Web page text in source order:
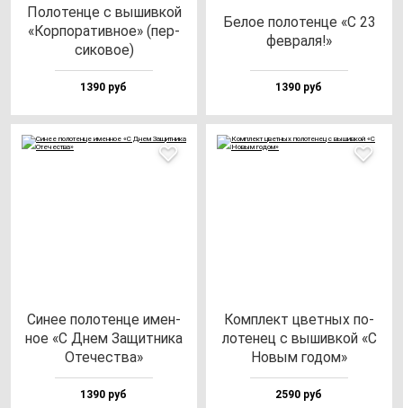
Поло­тен­це с вы­шив­кой
«Кор­по­ра­тив­ное» (пер­
си­ко­вое)
1390 руб
Белое по­ло­тен­це «С 23
фев­ра­ля!»
1390 руб
Синее по­ло­тен­це имен­
ное «С Днем Защит­ни­ка
Оте­чес­тва»
1390 руб
Ком­плект цвет­ных по­
ло­те­нец с вы­шив­кой «С
Новым го­дом»
2590 руб